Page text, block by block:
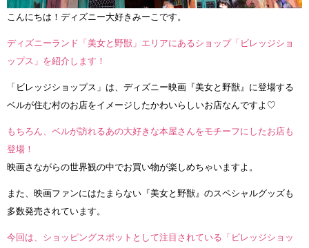
こんにちは！ディズニー大好きみーこです。
ディズニーランド「美女と野獣」エリアにあるショップ「ビレッジショ
ップス」を紹介します！
「ビレッジショップス」は、ディズニー映画『美女と野獣』に登場する
ベルが住む村のお店をイメージしたかわいらしいお店なんですよ♡
もちろん、ベルが訪れるあの大好きな本屋さんをモチーフにしたお店も
登場！
映画さながらの世界観の中でお買い物が楽しめちゃいますよ。
また、映画ファンにはたまらない『美女と野獣』のスペシャルグッズも
多数発売されています。
今回は、ショッピングスポットとして注目されている「ビレッジショッ